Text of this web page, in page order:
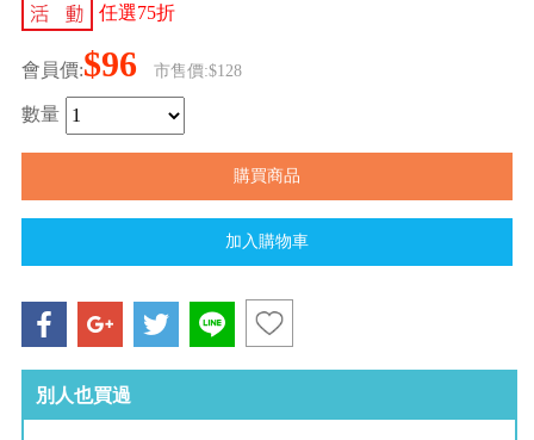
任選75折
會員價:$96 市售價:$128
數量
別人也買過